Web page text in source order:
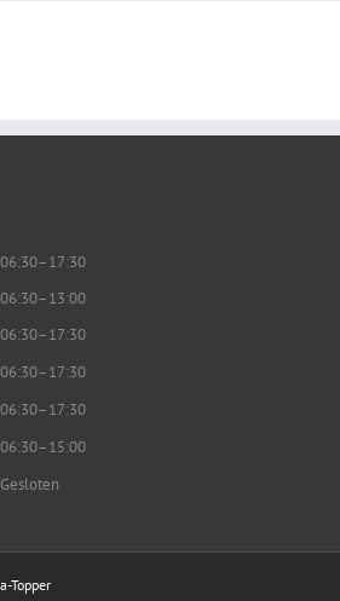
06:30–17:30
06:30–13:00
06:30–17:30
06:30–17:30
06:30–17:30
06:30–15:00
Gesloten
Topper